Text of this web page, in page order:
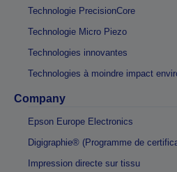
Technologie PrecisionCore
Technologie Micro Piezo
Technologies innovantes
Technologies à moindre impact
Company
Epson Europe Electronics
Digigraphie® (Programme de
Impression directe sur tissu